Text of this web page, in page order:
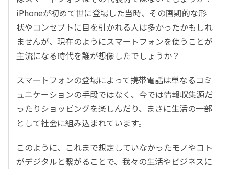
iPhoneが初めて世に登場した当時、その画期的な形
状やコンセプトに目を引かれる人は多かったかもしれ
ませんが、現在のようにスマートフォンを使うことが
主流になる時代を誰が想像したでしょうか？
スマートフォンの登場によって携帯電話は単なるコミ
ュニケーションの手段ではなく、今では情報収集源だ
ったりショッピングを楽しんだり、まさに生活の一部
として社会に組み込まれています。
このように、これまで想定していなかったモノやコト
がデジタルと繋がることで、我々の生活やビジネスに